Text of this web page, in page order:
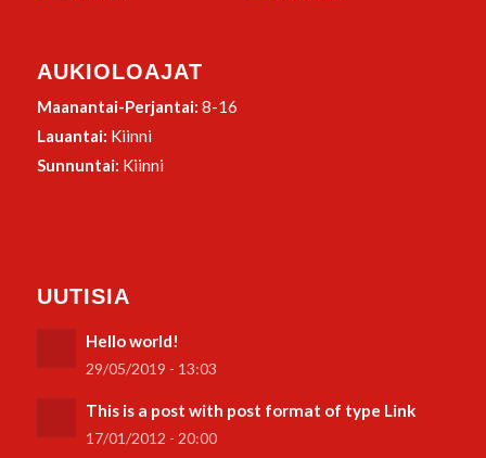
AUKIOLOAJAT
Maanantai-Perjantai: 8-16
Lauantai: Kiinni
Sunnuntai: Kiinni
UUTISIA
Hello world!
29/05/2019 - 13:03
This is a post with post format of type Link
17/01/2012 - 20:00